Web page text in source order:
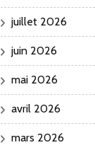
juillet 2026
juin 2026
mai 2026
avril 2026
mars 2026